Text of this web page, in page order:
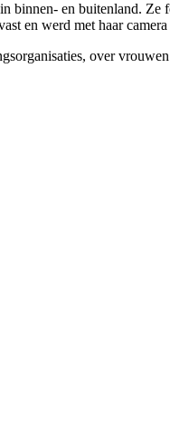
binnen- en buitenland.
en werd met haar
over